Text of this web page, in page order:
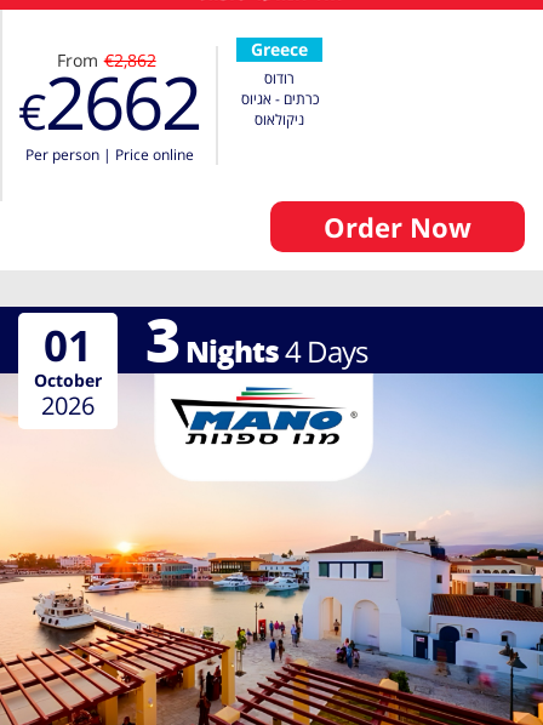
Greece
רודוס
כרתים - אגיוס
ניקולאוס
From €2,862
€2662
Per person| Price online
Order Now
3Nights4Days
01
October
2026